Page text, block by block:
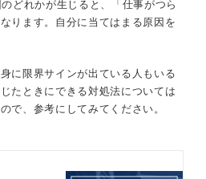
どれかが生じると、「仕事がつら
ります。自分に当てはまる原因を
に限界サインが出ている人もいる
たときにできる対処法については
で、参考にしてみてください。